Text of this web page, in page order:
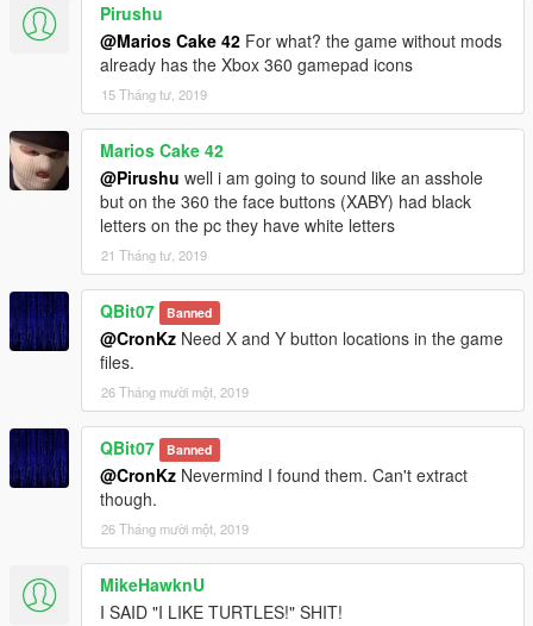
Pirushu
@Marios Cake 42 For what? the game without mods
already has the Xbox 360 gamepad icons
15 Tháng tư, 2019
Marios Cake 42
@Pirushu well i am going to sound like an asshole
but on the 360 the face buttons (XABY) had black
letters on the pc they have white letters
21 Tháng tư, 2019
QBit07 Banned
@CronKz Need X and Y button locations in the game
files.
26 Tháng mười một, 2019
QBit07 Banned
@CronKz Nevermind I found them. Can't extract
though.
26 Tháng mười một, 2019
MikeHawknU
I SAID "I LIKE TURTLES!" SHIT!